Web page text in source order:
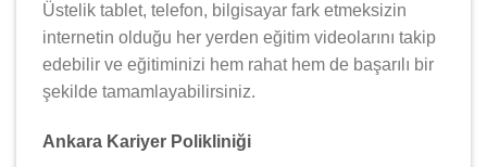
Üstelik tablet, telefon, bilgisayar fark etmeksizin
internetin olduğu her yerden eğitim videolarını takip
edebilir ve eğitiminizi hem rahat hem de başarılı bir
şekilde tamamlayabilirsiniz.
Ankara Kariyer Polikliniği